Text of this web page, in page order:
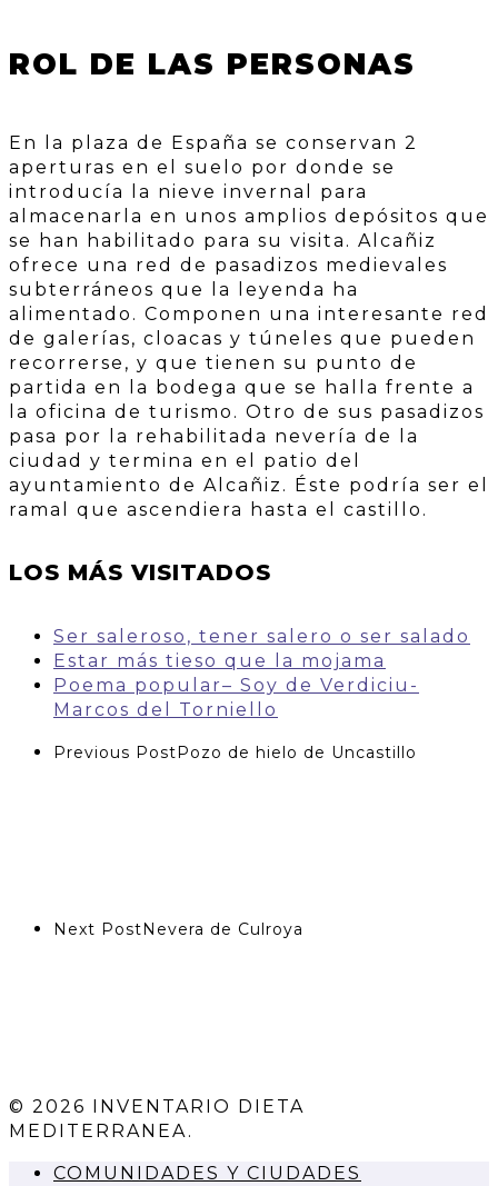
ROL DE LAS PERSONAS
En la plaza de España se conservan 2
aperturas en el suelo por donde se
introducía la nieve invernal para
almacenarla en unos amplios depósitos que
se han habilitado para su visita. Alcañiz
ofrece una red de pasadizos medievales
subterráneos que la leyenda ha
alimentado. Componen una interesante red
de galerías, cloacas y túneles que pueden
recorrerse, y que tienen su punto de
partida en la bodega que se halla frente a
la oficina de turismo. Otro de sus pasadizos
pasa por la rehabilitada nevería de la
ciudad y termina en el patio del
ayuntamiento de Alcañiz. Éste podría ser el
ramal que ascendiera hasta el castillo.
LOS MÁS VISITADOS
Ser saleroso, tener salero o ser salado
Estar más tieso que la mojama
Poema popular– Soy de Verdiciu-
Marcos del Torniello
Previous PostPozo de hielo de Uncastillo
Next PostNevera de Culroya
© 2026 INVENTARIO DIETA
MEDITERRANEA.
COMUNIDADES Y CIUDADES